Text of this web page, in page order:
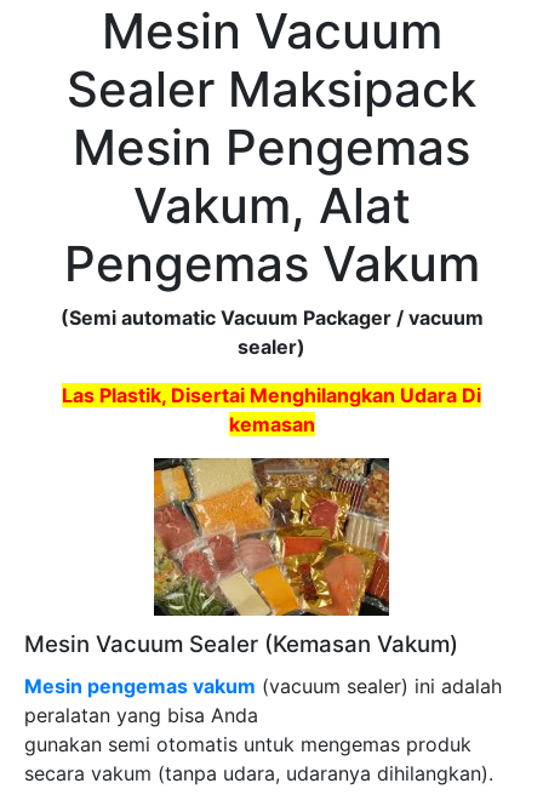
Mesin Vacuum
Sealer Maksipack
Mesin Pengemas
Vakum, Alat
Pengemas Vakum
(Semi automatic Vacuum Packager / vacuum
sealer)
Las Plastik, Disertai Menghilangkan Udara Di
kemasan
Mesin Vacuum Sealer (Kemasan Vakum)
Mesin pengemas vakum (vacuum sealer) ini adalah
peralatan yang bisa Anda
gunakan semi otomatis untuk mengemas produk
secara vakum (tanpa udara, udaranya dihilangkan).